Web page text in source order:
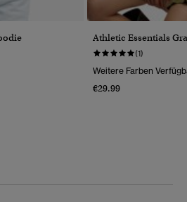
Athletic Essentials
(1)
Weitere Farben
€29.99